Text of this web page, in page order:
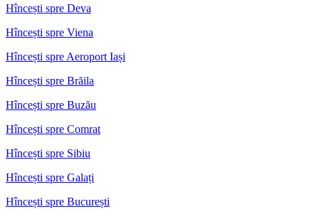
Hîncești spre Deva
Hîncești spre Viena
Hîncești spre Aeroport Iași
Hîncești spre Brăila
Hîncești spre Buzău
Hîncești spre Comrat
Hîncești spre Sibiu
Hîncești spre Galați
Hîncești spre București